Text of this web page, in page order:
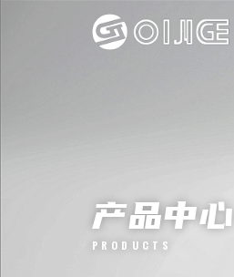
产品中心
PRODUCTS